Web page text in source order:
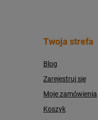
Twoja strefa
Blog
Zarejestruj się
Moje zamówienia
Koszyk